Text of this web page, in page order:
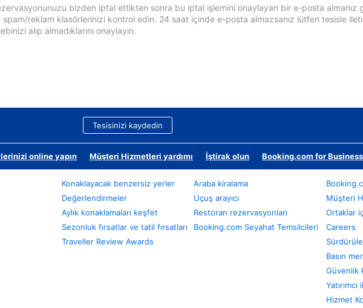
bizden iptal ettikten sonra bu iptal işlemini onaylayan bir e-posta almanız
spam/reklam klasörlerinizi kontrol edin. 24 saat içinde e-posta almazsanız lütfen tesisle
alıp almadıklarını onaylayın.
Tesisinizi kaydedin
online yapın Müşteri Hizmetleri yardımı İştirak olun Booking.com for Business
Konaklayacak benzersiz yerler
Değerlendirmeler
Aylık konaklamaları keşfet
Sezonluk fırsatlar ve tatil fırsatları
Traveller Review Awards
Araba kiralama
Uçuş arayıcı
Restoran rezervasyonları
Booking.com Seyahat Temsilcileri
Müşteri
Ortaklar
Careers
Basın
Güvenlik
Hizmet